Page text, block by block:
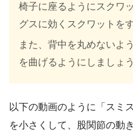
椅子に座るようにスクワ
グスに効くスクワットを
また、背中を丸めないよ
を曲げるようにしましょう
以下の動画のように「スミ
を小さくして、股関節の動